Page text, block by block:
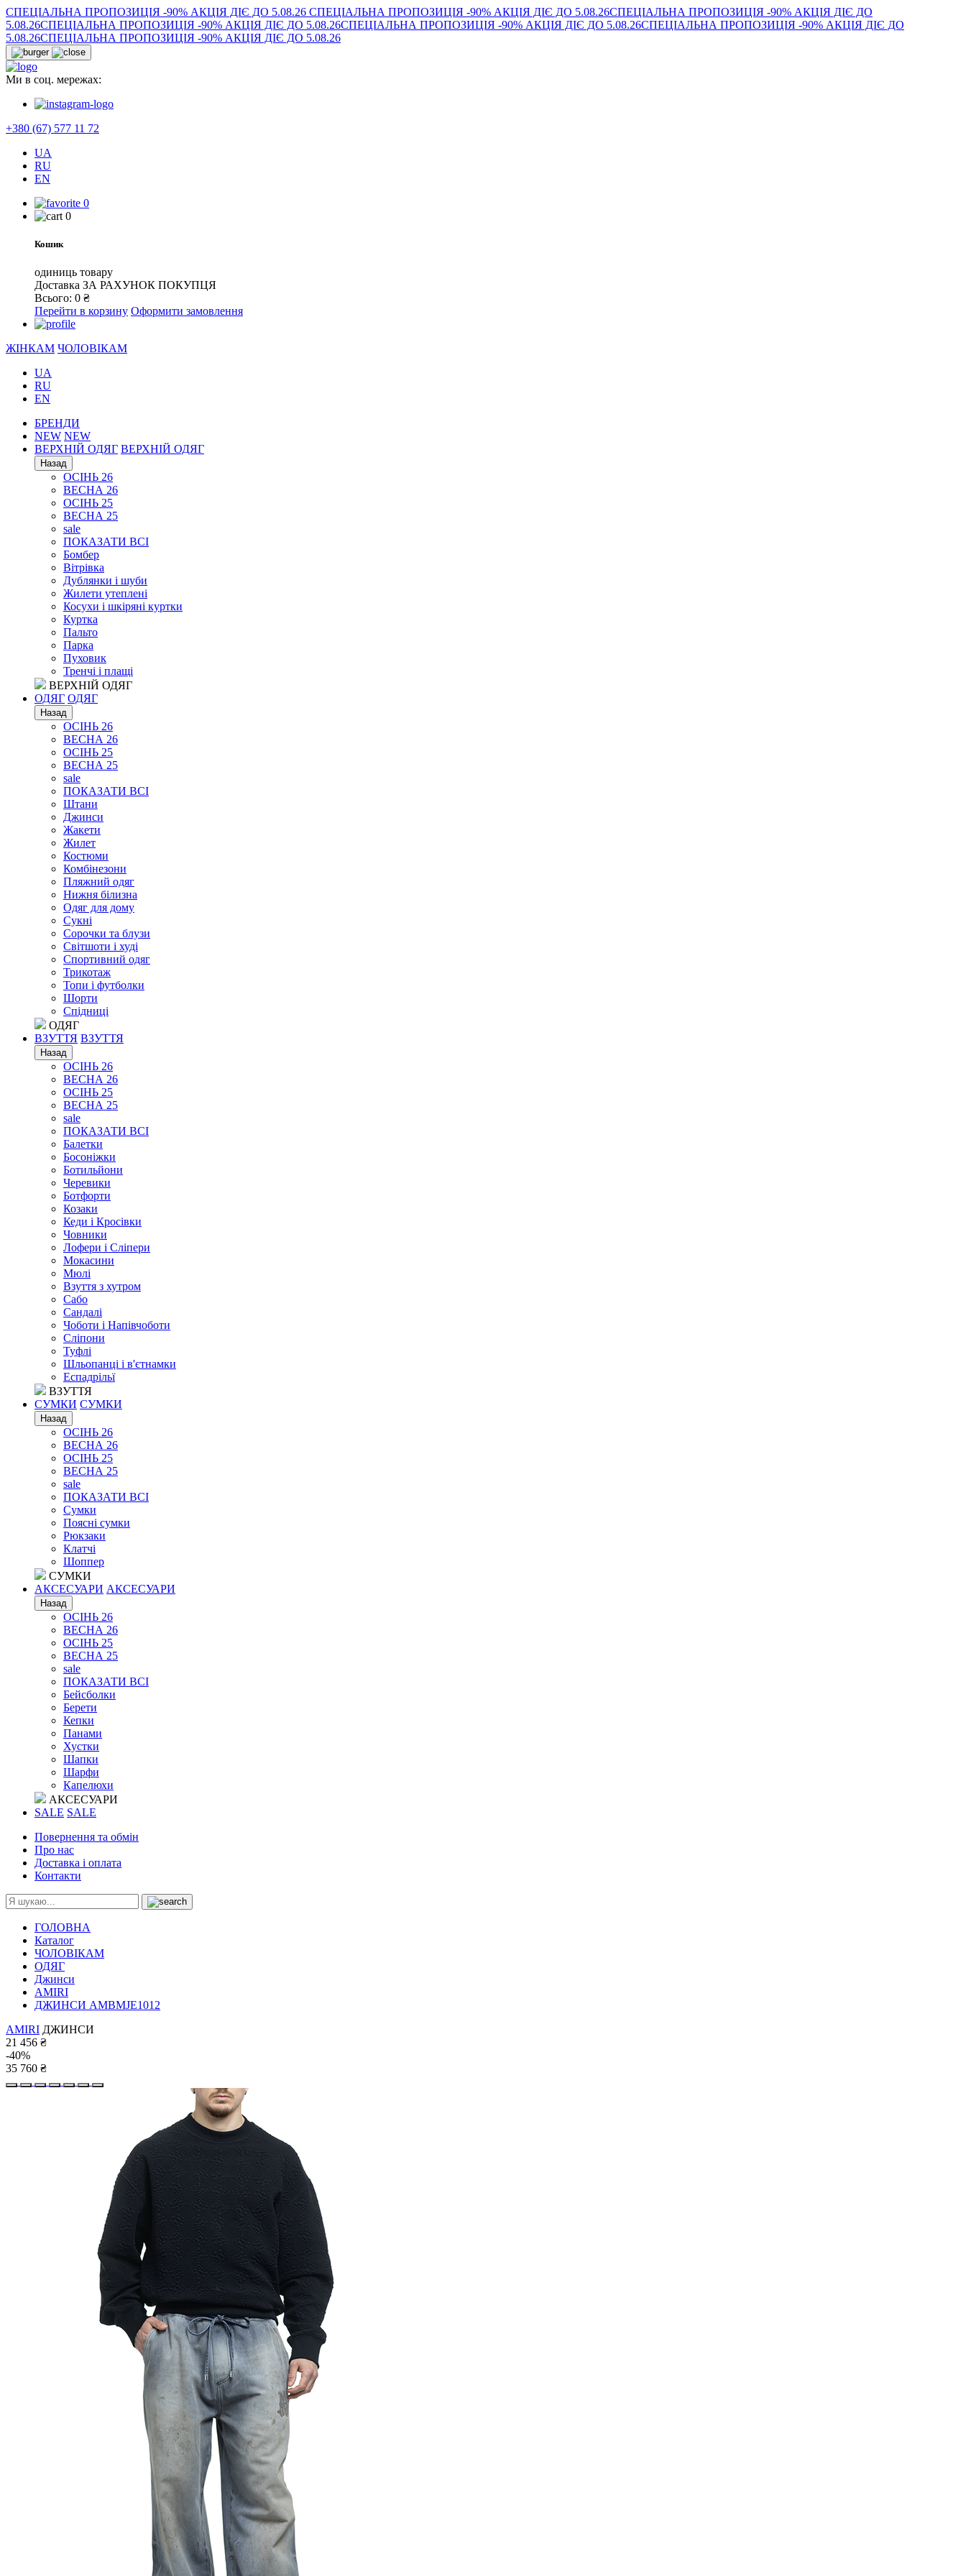
СПЕЦІАЛЬНА ПРОПОЗИЦІЯ -90% АКЦІЯ ДІЄ ДО 5.08.26 СПЕЦІАЛЬНА ПРОПОЗИЦІЯ -90% АКЦІЯ ДІЄ ДО 5.08.26СПЕЦІАЛЬНА ПРОПОЗИЦІЯ -90% АКЦІЯ ДІЄ ДО
5.08.26СПЕЦІАЛЬНА ПРОПОЗИЦІЯ -90% АКЦІЯ ДІЄ ДО 5.08.26СПЕЦІАЛЬНА ПРОПОЗИЦІЯ -90% АКЦІЯ ДІЄ ДО 5.08.26СПЕЦІАЛЬНА ПРОПОЗИЦІЯ -90% АКЦІЯ ДІЄ ДО
5.08.26СПЕЦІАЛЬНА ПРОПОЗИЦІЯ -90% АКЦІЯ ДІЄ ДО 5.08.26
Ми в соц. мережах:
+380 (67) 577 11 72
UA
RU
EN
0
0
Кошик
одиниць товару
Доставка ЗА РАХУНОК ПОКУПЦЯ
Всього: 0 ₴
Перейти в корзину Оформити замовлення
ЖІНКАМ ЧОЛОВІКАМ
UA
RU
EN
БРЕНДИ
NEW NEW
ВЕРХНІЙ ОДЯГ ВЕРХНІЙ ОДЯГ
Назад
ОСІНЬ 26
ВЕСНА 26
ОСІНЬ 25
ВЕСНА 25
sale
ПОКАЗАТИ ВСІ
Бомбер
Вітрівка
Дублянки і шуби
Жилети утеплені
Косухи і шкіряні куртки
Куртка
Пальто
Парка
Пуховик
Тренчі і плащі
ВЕРХНІЙ ОДЯГ
ОДЯГ ОДЯГ
Назад
ОСІНЬ 26
ВЕСНА 26
ОСІНЬ 25
ВЕСНА 25
sale
ПОКАЗАТИ ВСІ
Штани
Джинси
Жакети
Жилет
Костюми
Комбінезони
Пляжний одяг
Нижня білизна
Одяг для дому
Сукні
Сорочки та блузи
Світшоти і худі
Спортивний одяг
Трикотаж
Топи і футболки
Шорти
Спідниці
ОДЯГ
ВЗУТТЯ ВЗУТТЯ
Назад
ОСІНЬ 26
ВЕСНА 26
ОСІНЬ 25
ВЕСНА 25
sale
ПОКАЗАТИ ВСІ
Балетки
Босоніжки
Ботильйони
Черевики
Ботфорти
Козаки
Кеди і Кросівки
Човники
Лофери і Сліпери
Мокасини
Мюлі
Взуття з хутром
Сабо
Сандалі
Чоботи і Напівчоботи
Сліпони
Туфлі
Шльопанці і в'єтнамки
Еспадрільї
ВЗУТТЯ
СУМКИ СУМКИ
Назад
ОСІНЬ 26
ВЕСНА 26
ОСІНЬ 25
ВЕСНА 25
sale
ПОКАЗАТИ ВСІ
Сумки
Поясні сумки
Рюкзаки
Клатчі
Шоппер
СУМКИ
АКСЕСУАРИ АКСЕСУАРИ
Назад
ОСІНЬ 26
ВЕСНА 26
ОСІНЬ 25
ВЕСНА 25
sale
ПОКАЗАТИ ВСІ
Бейсболки
Берети
Кепки
Панами
Хустки
Шапки
Шарфи
Капелюхи
АКСЕСУАРИ
SALE SALE
Повернення та обмін
Про нас
Доставка і оплата
Контакти
ГОЛОВНА
Каталог
ЧОЛОВІКАМ
ОДЯГ
Джинси
AMIRI
ДЖИНСИ AMBMJE1012
AMIRI ДЖИНСИ
21 456 ₴
-40%
35 760 ₴